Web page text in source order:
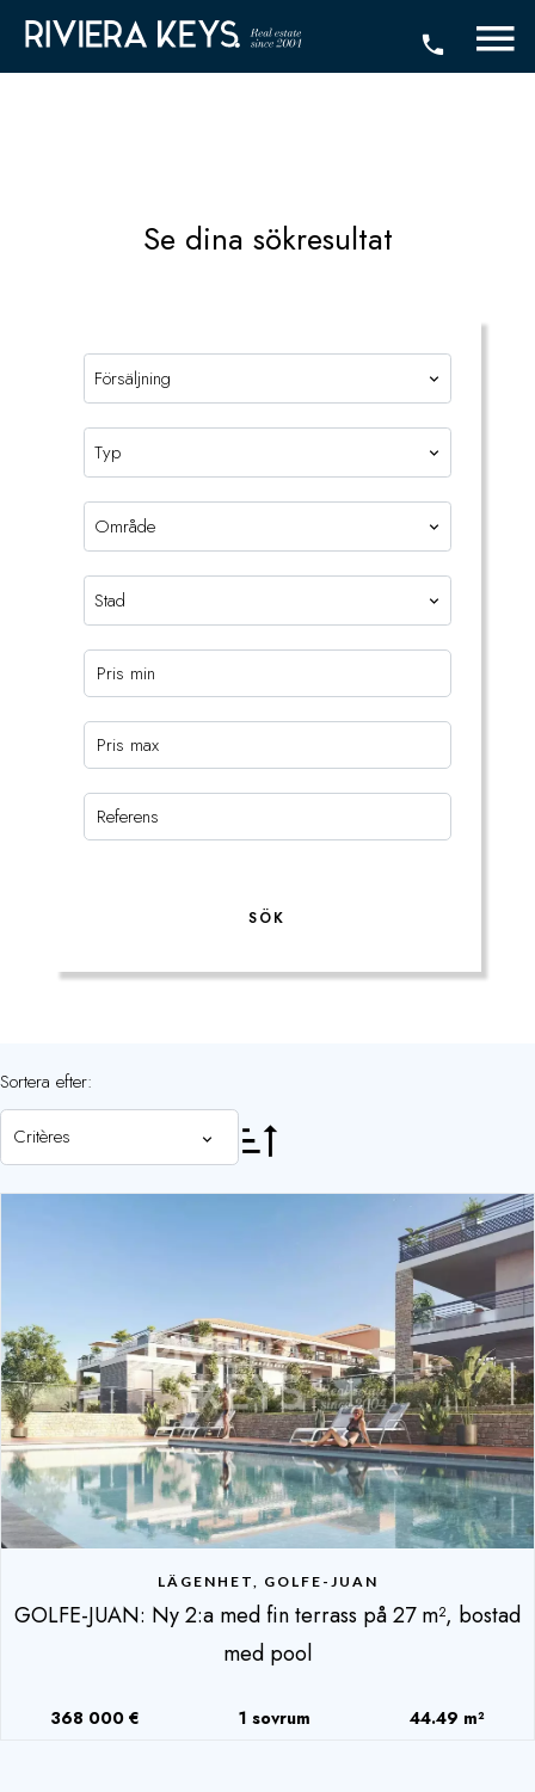
Se dina sökresultat
Försäljning
Typ
Område
Stad
SÖK
Sortera efter:
Critères
LÄGENHET, GOLFE-JUAN
GOLFE-JUAN: Ny 2:a med fin terrass på 27 m², bostad
med pool
368 000 € 1 sovrum 44.49 m²